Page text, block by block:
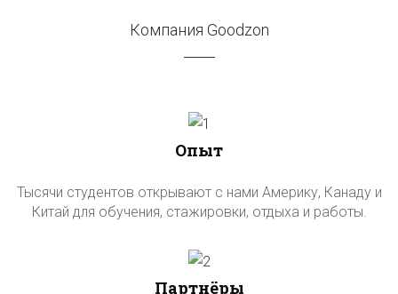
Компания Goodzon
Опыт
Тысячи студентов открывают с нами Америку, Канаду и
Китай для обучения, стажировки, отдыха и работы.
Партнёры